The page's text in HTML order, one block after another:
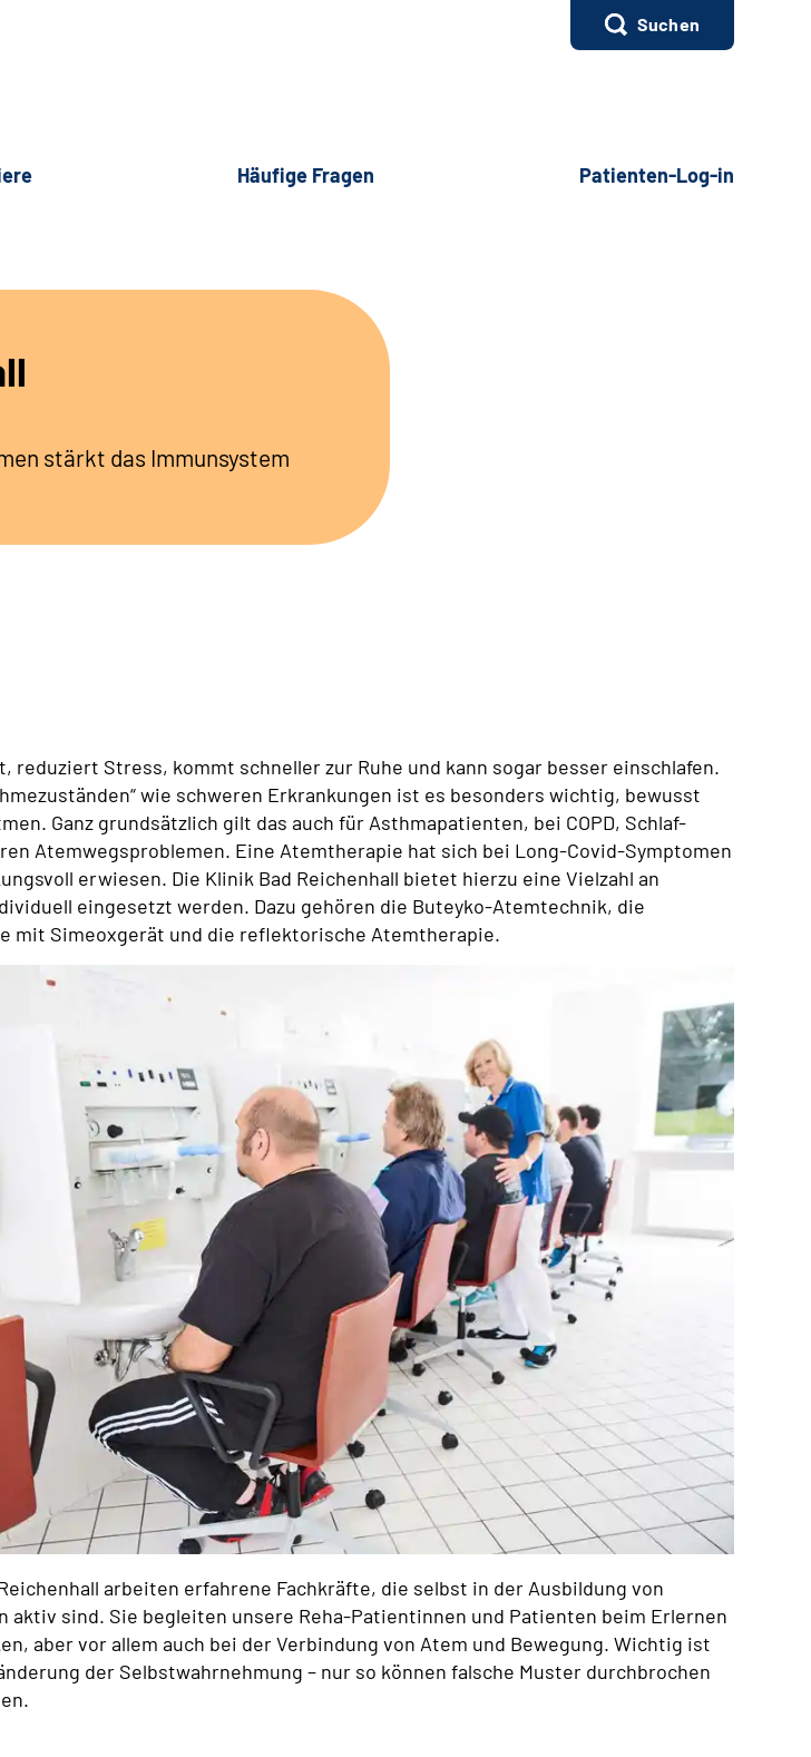
Suchen
Häufige Fragen Patienten-Log-in
stärkt das Immunsystem
reduziert Stress, kommt schneller zur Ruhe und kann sogar besser einschlafen.
wie schweren Erkrankungen ist es besonders wichtig, bewusst
Ganz grundsätzlich gilt das auch für Asthmapatienten, bei COPD, Schlaf-
Atemwegsproblemen. Eine Atemtherapie hat sich bei Long-Covid-Symptomen
erwiesen. Die Klinik Bad Reichenhall bietet hierzu eine Vielzahl an
eingesetzt werden. Dazu gehören die Buteyko-Atemtechnik, die
mit Simeoxgerät und die reflektorische Atemtherapie.
arbeiten erfahrene Fachkräfte, die selbst in der Ausbildung von
aktiv sind. Sie begleiten unsere Reha-Patientinnen und Patienten beim Erlernen
aber vor allem auch bei der Verbindung von Atem und Bewegung. Wichtig ist
der Selbstwahrnehmung – nur so können falsche Muster durchbrochen